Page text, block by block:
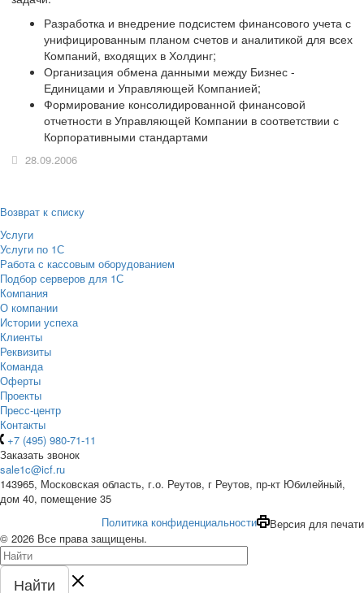
Разработка и внедрение подсистем финансового учета с
унифицированным планом счетов и аналитикой для всех
Компаний, входящих в Холдинг;
Организация обмена данными между Бизнес -
Единицами и Управляющей Компанией;
Формирование консолидированной финансовой
отчетности в Управляющей Компании в соответствии с
Корпоративными стандартами
28.09.2006
Возврат к списку
Услуги
Услуги по 1С
Работа с кассовым оборудованием
Подбор серверов для 1С
Компания
О компании
Истории успеха
Клиенты
Реквизиты
Команда
Оферты
Проекты
Пресс-центр
Контакты
+7 (495) 980-71-11
Заказать звонок
sale1c@icf.ru
143965, Московская область, г.о. Реутов, г Реутов, пр-кт Юбилейный,
дом 40, помещение 35
Версия для печати
Политика конфиденциальности
© 2026 Все права защищены.
Найти